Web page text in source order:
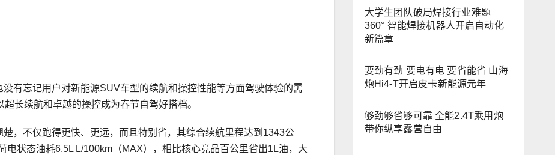
有忘记用户对新能源SUV车型的续航和操控性能等方面驾驶体验的需
长续航和卓越的操控成为春节自驾好搭档。
，不仅跑得更快、更远，而且特别省，其综合续航里程达到1343公
电状态油耗6.5L L/100km（MAX），相比核心竞品百公里省出1L油，大
大学生团队破局焊接行业难题
360° 智能焊接机器人开启自动化
新篇章
要劲有劲 要电有电 要省能省 山海
炮Hi4-T开启皮卡新能源元年
够劲够省够可靠 全能2.4T乘用炮
带你纵享露营自由